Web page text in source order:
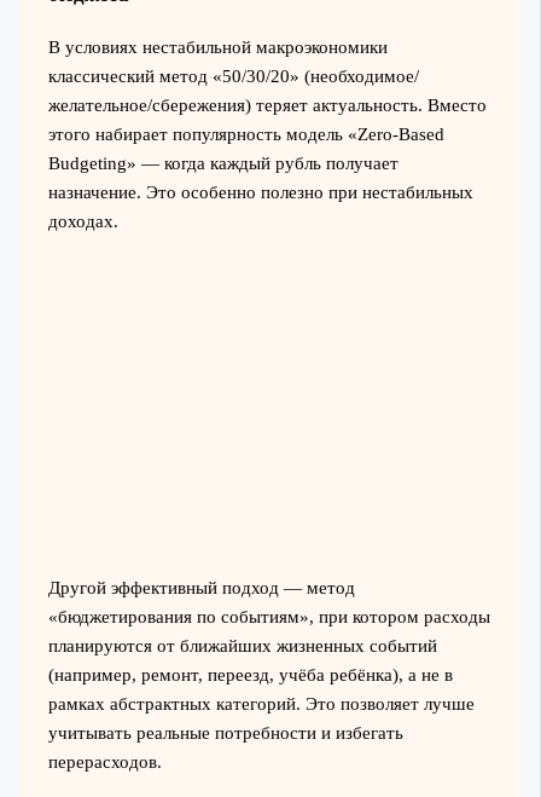
В условиях нестабильной макроэкономики
классический метод «50/30/20» (необходимое/
желательное/сбережения) теряет актуальность. Вместо
этого набирает популярность модель «Zero-Based
Budgeting» — когда каждый рубль получает
назначение. Это особенно полезно при нестабильных
доходах.
Другой эффективный подход — метод
«бюджетирования по событиям», при котором расходы
планируются от ближайших жизненных событий
(например, ремонт, переезд, учёба ребёнка), а не в
рамках абстрактных категорий. Это позволяет лучше
учитывать реальные потребности и избегать
перерасходов.